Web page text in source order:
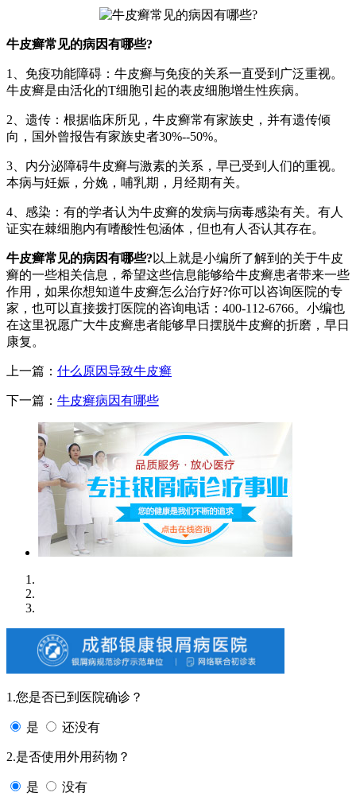
牛皮癣常见的病因有哪些?
1、免疫功能障碍：牛皮癣与免疫的关系一直受到广泛重视。
牛皮癣是由活化的T细胞引起的表皮细胞增生性疾病。
2、遗传：根据临床所见，牛皮癣常有家族史，并有遗传倾
向，国外曾报告有家族史者30%--50%。
3、内分泌障碍牛皮癣与激素的关系，早已受到人们的重视。
本病与妊娠，分娩，哺乳期，月经期有关。
4、感染：有的学者认为牛皮癣的发病与病毒感染有关。有人
证实在棘细胞内有嗜酸性包涵体，但也有人否认其存在。
牛皮癣常见的病因有哪些? 以上就是小编所了解到的关于牛皮
癣的一些相关信息，希望这些信息能够给牛皮癣患者带来一些
作用，如果你想知道牛皮癣怎么治疗好?你可以咨询医院的专
家，也可以直接拨打医院的咨询电话：400-112-6766。小编也
在这里祝愿广大牛皮癣患者能够早日摆脱牛皮癣的折磨，早日
康复。
上一篇： 什么原因导致牛皮癣
下一篇： 牛皮癣病因有哪些
1.您是否已到医院确诊？
是 还没有
2.是否使用外用药物？
是 没有